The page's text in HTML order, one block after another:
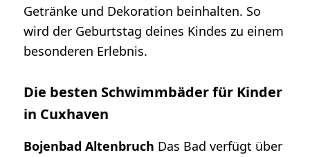
Getränke und Dekoration beinhalten. So
wird der Geburtstag deines Kindes zu einem
besonderen Erlebnis.
Die besten Schwimmbäder für Kinder
in Cuxhaven
Bojenbad Altenbruch Das Bad verfügt über